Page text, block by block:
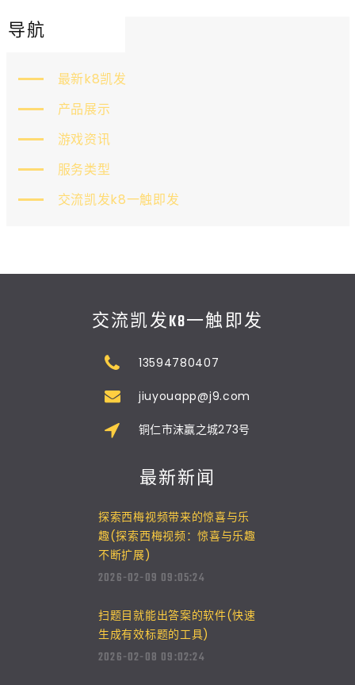
导航
最新k8凯发
产品展示
游戏资讯
服务类型
交流凯发k8一触即发
交流凯发K8一触即发
13594780407
jiuyouapp@j9.com
铜仁市沫赢之城273号
最新新闻
探索西梅视频带来的惊喜与乐
趣(探索西梅视频：惊喜与乐趣
不断扩展)
2026-02-09 09:05:24
扫题目就能出答案的软件(快速
生成有效标题的工具)
2026-02-08 09:02:24